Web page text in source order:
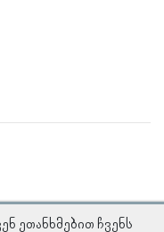
ეთანხმებით ჩვენს